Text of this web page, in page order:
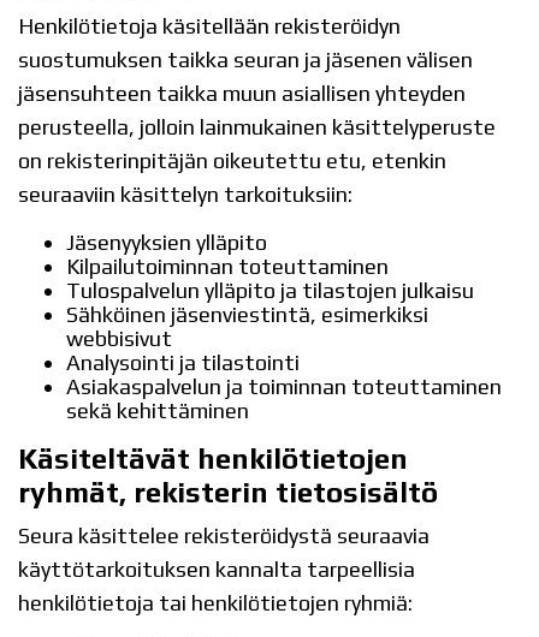
Henkilötietoja käsitellään rekisteröidyn
suostumuksen taikka seuran ja jäsenen välisen
jäsensuhteen taikka muun asiallisen yhteyden
perusteella, jolloin lainmukainen käsittelyperuste
on rekisterinpitäjän oikeutettu etu, etenkin
seuraaviin käsittelyn tarkoituksiin:
Jäsenyyksien ylläpito
Kilpailutoiminnan toteuttaminen
Tulospalvelun ylläpito ja tilastojen julkaisu
Sähköinen jäsenviestintä, esimerkiksi
webbisivut
Analysointi ja tilastointi
Asiakaspalvelun ja toiminnan toteuttaminen
sekä kehittäminen
Käsiteltävät henkilötietojen
ryhmät, rekisterin tietosisältö
Seura käsittelee rekisteröidystä seuraavia
käyttötarkoituksen kannalta tarpeellisia
henkilötietoja tai henkilötietojen ryhmiä: